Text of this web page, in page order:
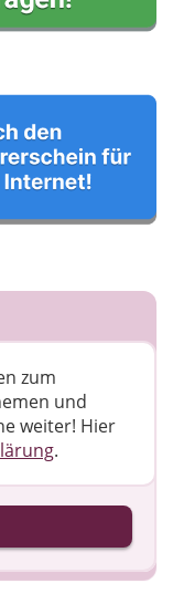
zum
und
weiter! ​Hier
.